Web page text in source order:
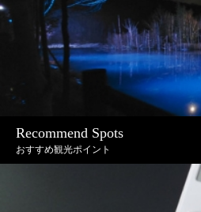
Recommend Spots
おすすめ観光ポイント